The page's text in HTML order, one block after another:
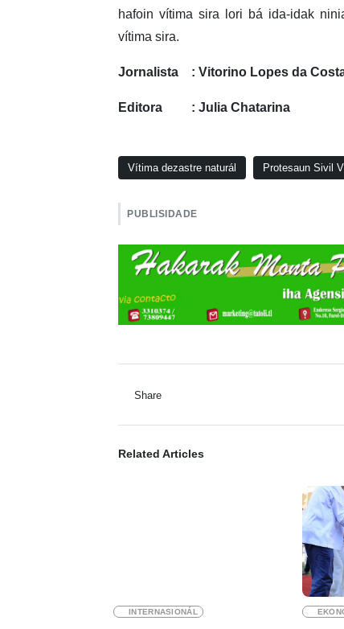
hafoin vítima sira lori bá ida-idak
vítima sira.
Jornalista : Vitorino Lopes da
Editora : Julia Chatarina
Vítima dezastre naturál Protesaun Sivil
PUBLISIDADE
Share
Related Articles
INTERNASIONÁL